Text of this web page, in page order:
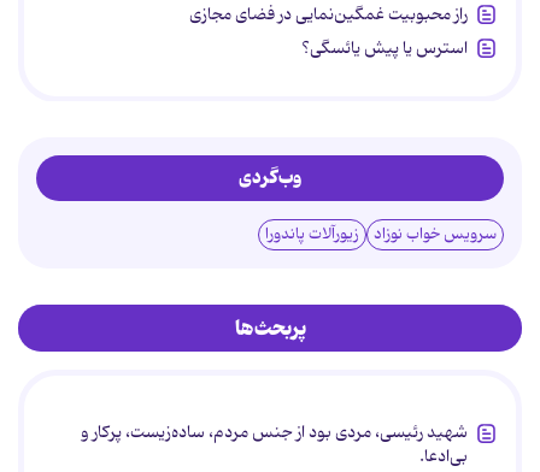
راز محبوبیت غمگین‌نمایی در فضای مجازی
استرس یا پیش یائسگی؟
وب‌گردی
سرویس خواب نوزاد زیورآلات پاندورا
پربحث‌ها
شهید رئیسی، مردی بود از جنس مردم، ساده‌زیست، پرکار و
بی‌ادعا.